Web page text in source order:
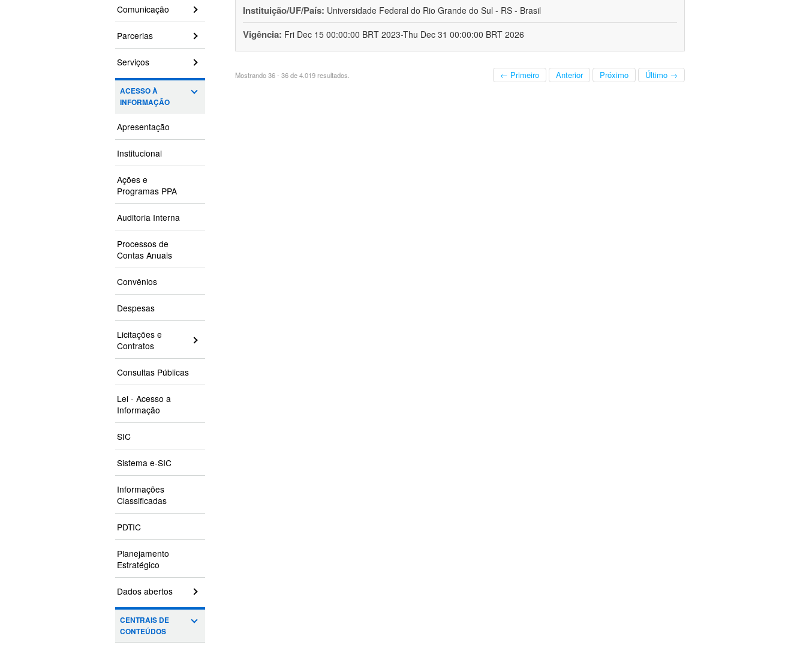
Comunicação
Parcerias
Serviços
ACESSO À
INFORMAÇÃO
Apresentação
Institucional
Ações e
Programas PPA
Auditoria Interna
Processos de
Contas Anuais
Convênios
Despesas
Licitações e
Contratos
Consultas Públicas
Lei - Acesso a
Informação
SIC
Sistema e-SIC
Informações
Classificadas
PDTIC
Planejamento
Estratégico
Dados abertos
CENTRAIS DE
CONTEÚDOS
Instituição/UF/País: Universidade Federal do Rio Grande do Sul - RS - Brasil
Vigência: Fri Dec 15 00:00:00 BRT 2023-Thu Dec 31 00:00:00 BRT 2026
Mostrando 36 - 36 de 4.019 resultados. ← Primeiro Anterior Próximo Último →